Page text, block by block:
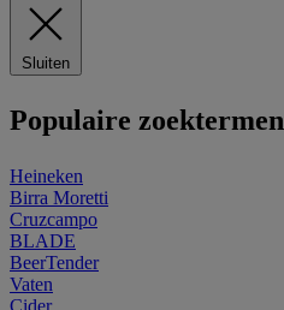
Sluiten
Populaire zoektermen
Heineken
Birra Moretti
Cruzcampo
BLADE
BeerTender
Vaten
Cider